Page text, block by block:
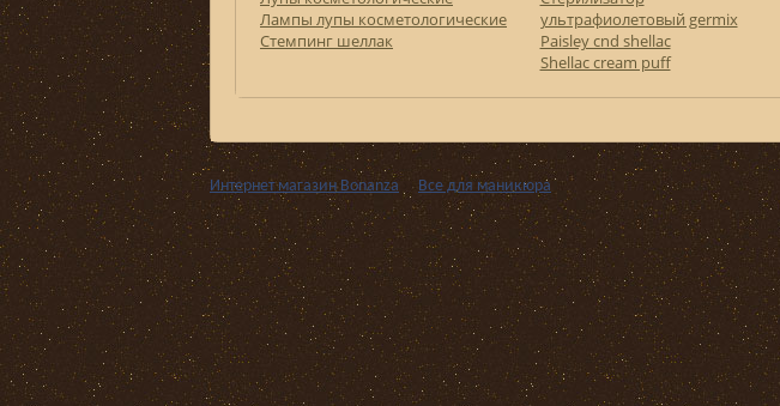
Лампы лупы косметологические
Стемпинг шеллак
ультрафиолетовый germix
Paisley cnd shellac
Shellac cream puff
Интернет магазин Bonanza ›› Все для маникюра